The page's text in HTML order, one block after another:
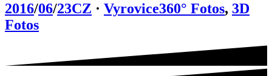
2016/06/23CZ · Vyrovice360° Fotos, 3D
Fotos